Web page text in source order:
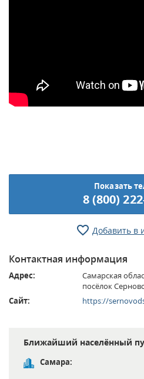
Показать
8 (800)
Добавить в
Контактная информация
Адрес:
Самарская
посёлок
Сайт:
https://
Ближайший населённый
Самара: